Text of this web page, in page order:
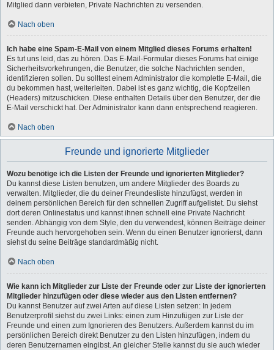
Mitglied dann verbieten, Private Nachrichten zu versenden.
Nach oben
Ich habe eine Spam-E-Mail von einem Mitglied dieses Forums erhalten!
Es tut uns leid, das zu hören. Das E-Mail-Formular dieses Forums hat einige
Sicherheitsvorkehrungen, die Benutzer, die solche Nachrichten senden,
identifizieren sollen. Du solltest einem Administrator die komplette E-Mail, die
du bekommen hast, weiterleiten. Dabei ist es ganz wichtig, die Kopfzeilen
(Headers) mitzuschicken. Diese enthalten Details über den Benutzer, der die
E-Mail verschickt hat. Der Administrator kann dann entsprechend reagieren.
Nach oben
Freunde und ignorierte Mitglieder
Wozu benötige ich die Listen der Freunde und ignorierten Mitglieder?
Du kannst diese Listen benutzen, um andere Mitglieder des Boards zu
verwalten. Mitglieder, die du deiner Freundesliste hinzufügst, werden in
deinem persönlichen Bereich für den schnellen Zugriff aufgelistet. Du siehst
dort deren Onlinestatus und kannst ihnen schnell eine Private Nachricht
senden. Abhängig von dem Style, den du verwendest, können Beiträge deiner
Freunde auch hervorgehoben sein. Wenn du einen Benutzer ignorierst, dann
siehst du seine Beiträge standardmäßig nicht.
Nach oben
Wie kann ich Mitglieder zur Liste der Freunde oder zur Liste der ignorierten
Mitglieder hinzufügen oder diese wieder aus den Listen entfernen?
Du kannst Benutzer auf zwei Arten auf diese Listen setzen: In jedem
Benutzerprofil siehst du zwei Links: einen zum Hinzufügen zur Liste der
Freunde und einen zum Ignorieren des Benutzers. Außerdem kannst du im
persönlichen Bereich direkt Benutzer zu den Listen hinzufügen, indem du
deren Benutzernamen eingibst. An gleicher Stelle kannst du sie auch wieder